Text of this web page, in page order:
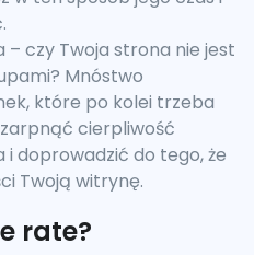
– czy Twoja strona nie jest
Mnóstwo
które po kolei trzeba
cierpliwość
i doprowadzić do tego, że
Twoją witrynę.
rate?